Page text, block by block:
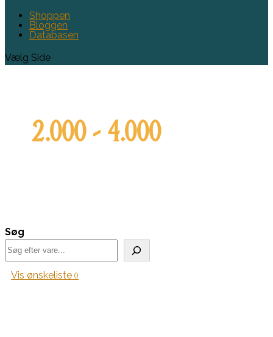
Shoppen
Bloggen
Databasen
Vælg Side
2.000 - 4.000
Søg
Vis ønskeliste